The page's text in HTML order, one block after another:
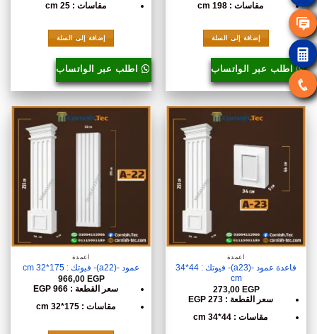
مقاسات : 198 cm
إضافة إلى السلة
اطلب عبر الواتساب
مقاسات : 25 cm
إضافة إلى السلة
اطلب عبر الواتساب
أعمدة
قاعدة عمود -(a23)- فيوتك : 44*34
cm
273,00 EGP
سعر القطعة : 273 EGP
مقاسات : 44*34 cm
أعمدة
عمود -(a22)- فيوتك : 175*32 cm
966,00 EGP
سعر القطعة : 966 EGP
مقاسات : 175*32 cm